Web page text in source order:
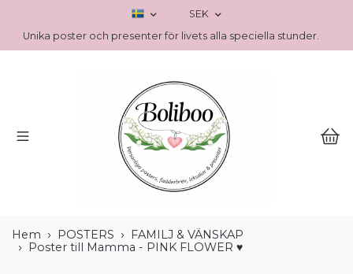
SEK
Unika poster och presenter för livets alla speciella stunder.
Hem POSTERS
FAMILJ & VÄNSKAP
Poster till Mamma - PINK FLOWER ♥